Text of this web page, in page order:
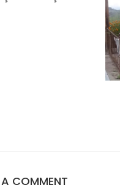
A COMMENT